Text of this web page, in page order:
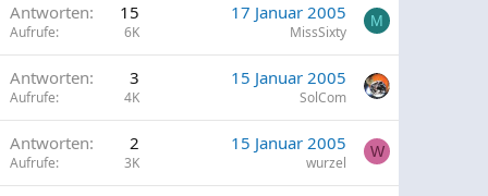
Antworten 15
Aufrufe 6K
17 Januar 2005
MissSixty
M
Antworten 3
Aufrufe 4K
15 Januar 2005
SolCom
Antworten 2
Aufrufe 3K
15 Januar 2005
wurzel
W